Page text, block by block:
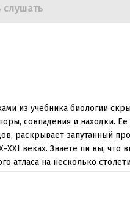
слушать
из учебника биологии
совпадения и находки. Ее
раскрывает запутанный
веках. Знаете ли вы, что
атласа на несколько
и его строение кажется